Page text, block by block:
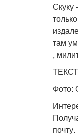
Скуку
там
,
Фото:
почту.